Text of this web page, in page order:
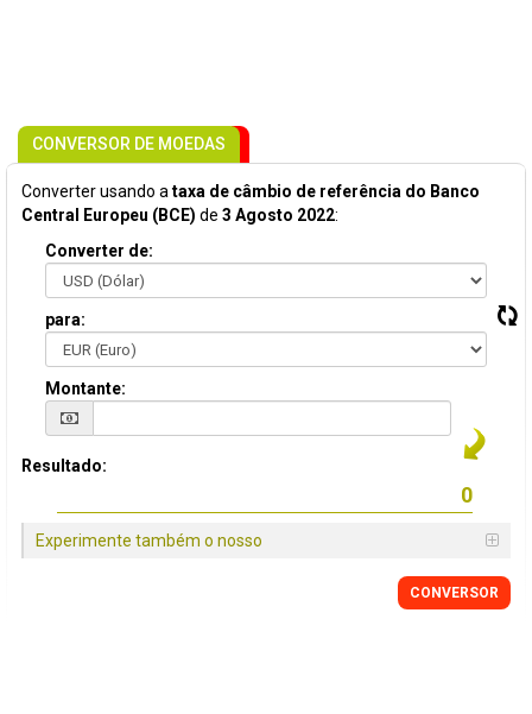
CONVERSOR DE MOEDAS
Converter usando a taxa de câmbio de referência do Banco
Central Europeu (BCE) de 3 Agosto 2022:
Converter de:
para:
Montante:
Resultado:
Experimente também o nosso
CONVERSOR